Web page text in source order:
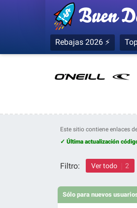
Rebajas 2026 ⚡
Este sitio contiene enlaces
✓ Última actualización
Filtro: Ver todo 2
Sólo para nuevos